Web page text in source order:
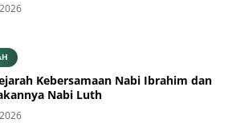
Kebersamaan Nabi Ibrahim dan
Nabi Luth